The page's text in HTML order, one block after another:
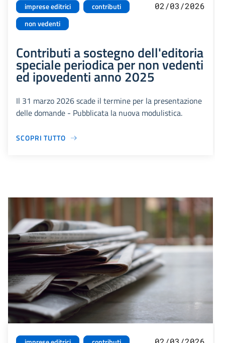
imprese editrici
contributi
non vedenti
02/03/2026
Contributi a sostegno dell'editoria
speciale periodica per non vedenti
ed ipovedenti anno 2025
Il 31 marzo 2026 scade il termine per la presentazione
delle domande - Pubblicata la nuova modulistica.
SCOPRI TUTTO